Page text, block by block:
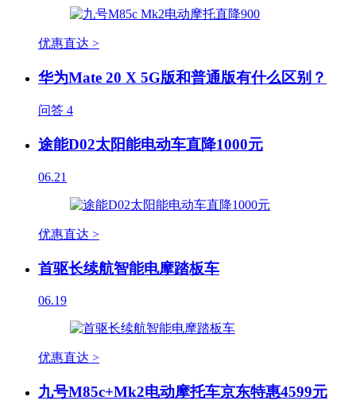
优惠直达 >
华为Mate 20 X 5G版和普通版有什么区别？
问答 4
途能D02太阳能电动车直降1000元
06.21
优惠直达 >
首驱长续航智能电摩踏板车
06.19
优惠直达 >
九号M85c+Mk2电动摩托车京东特惠4599元